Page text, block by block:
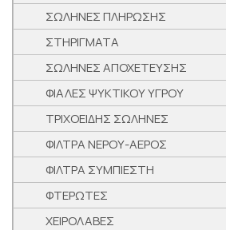
ΣΩΛΗΝΕΣ ΠΛΗΡΩΣΗΣ
ΣΤΗΡΙΓΜΑΤΑ
ΣΩΛΗΝΕΣ ΑΠΟΧΕΤΕΥΣΗΣ
ΦΙΑΛΕΣ ΨΥΚΤΙΚΟΥ ΥΓΡΟΥ
ΤΡΙΧΟΕΙΔΗΣ ΣΩΛΗΝΕΣ
ΦΙΛΤΡΑ ΝΕΡΟΥ-ΑΕΡΟΣ
ΦΙΛΤΡΑ ΣΥΜΠΙΕΣΤΗ
ΦΤΕΡΩΤΕΣ
ΧΕΙΡΟΛΑΒΕΣ